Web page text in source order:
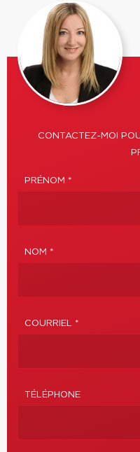
CONTACTEZ-MOI
PRÉNOM *
NOM *
COURRIEL *
TÉLÉPHONE